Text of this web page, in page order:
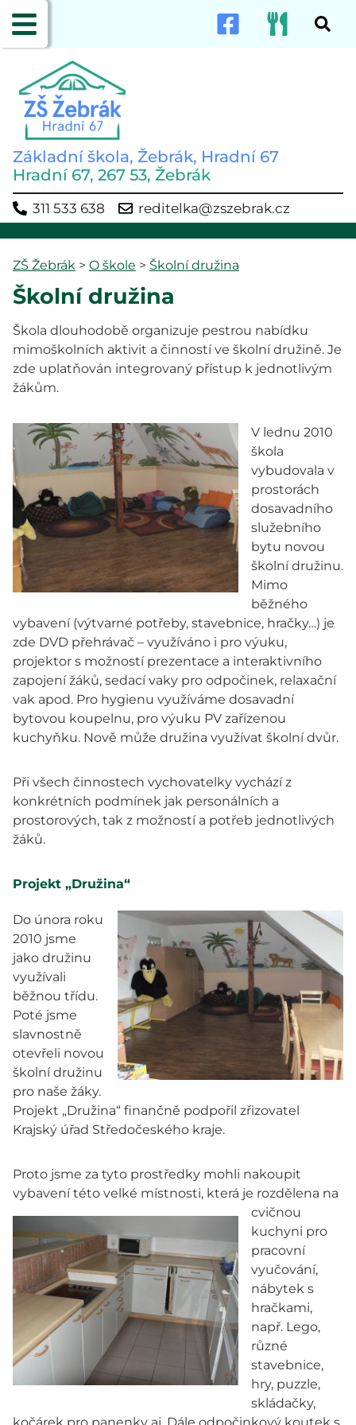
Základní škola, Žebrák, Hradní 67
Hradní 67, 267 53, Žebrák
311 533 638 reditelka@zszebrak.cz
ZŠ Žebrák > O škole > Školní družina
Školní družina
Škola dlouhodobě organizuje pestrou nabídku
mimoškolních aktivit a činností ve školní družině. Je
zde uplatňován integrovaný přístup k jednotlivým
žákům.
V lednu 2010
škola
vybudovala v
prostorách
dosavadního
služebního
bytu novou
školní družinu.
Mimo
běžného
vybavení (výtvarné potřeby, stavebnice, hračky…) je
zde DVD přehrávač – využíváno i pro výuku,
projektor s možností prezentace a interaktivního
zapojení žáků, sedací vaky pro odpočinek, relaxační
vak apod. Pro hygienu využíváme dosavadní
bytovou koupelnu, pro výuku PV zařízenou
kuchyňku. Nově může družina využívat školní dvůr.
Při všech činnostech vychovatelky vychází z
konkrétních podmínek jak personálních a
prostorových, tak z možností a potřeb jednotlivých
žáků.
Projekt „Družina“
Do února roku
2010 jsme
jako družinu
využívali
běžnou třídu.
Poté jsme
slavnostně
otevřeli novou
školní družinu
pro naše žáky.
Projekt „Družina“ finančně podpořil zřizovatel
Krajský úřad Středočeského kraje.
Proto jsme za tyto prostředky mohli nakoupit
vybavení této velké místnosti, která je rozdělena na
cvičnou
kuchyni pro
pracovní
vyučování,
nábytek s
hračkami,
např. Lego,
různé
stavebnice,
hry, puzzle,
skládačky,